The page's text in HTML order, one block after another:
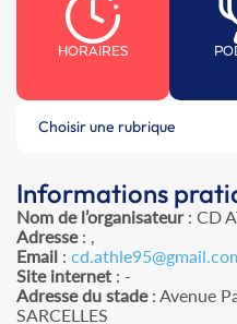
HORAIRES
Choisir une rubrique
Informations
Nom de l’organisateur: CD
Adresse: ,
Email :
Site internet : -
Adresse du stade: Avenue
SARCELLES